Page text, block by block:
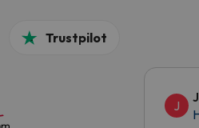
Trustpilot
J